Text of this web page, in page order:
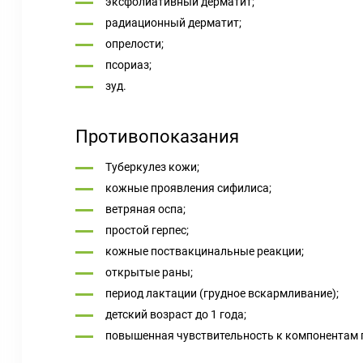
радиационный дерматит;
опрелости;
псориаз;
зуд.
Противопоказания
Туберкулез кожи;
кожные проявления сифилиса;
ветряная оспа;
простой герпес;
кожные поствакцинальные реакции;
открытые раны;
период лактации (грудное вскармливание);
детский возраст до 1 года;
повышенная чувствительность к компонентам